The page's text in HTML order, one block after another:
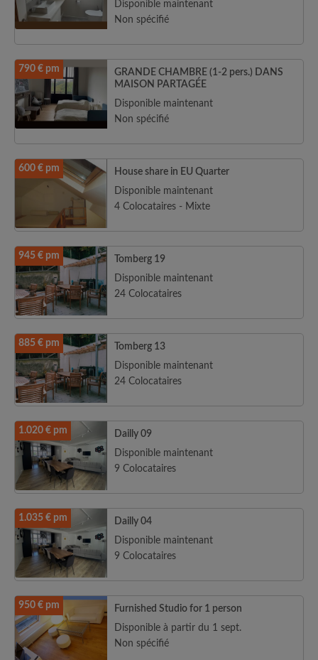
Disponible maintenant
Non spécifié
790 € pm
GRANDE CHAMBRE (1-2 pers.) DANS
MAISON PARTAGÉE
Disponible maintenant
Non spécifié
600 € pm
House share in EU Quarter
Disponible maintenant
4 Colocataires - Mixte
945 € pm
Tomberg 19
Disponible maintenant
24 Colocataires
885 € pm
Tomberg 13
Disponible maintenant
24 Colocataires
1.020 € pm
Dailly 09
Disponible maintenant
9 Colocataires
1.035 € pm
Dailly 04
Disponible maintenant
9 Colocataires
950 € pm
Furnished Studio for 1 person
Disponible à partir du 1 sept.
Non spécifié